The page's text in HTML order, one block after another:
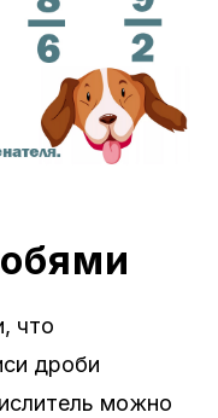
что
дроби
можно